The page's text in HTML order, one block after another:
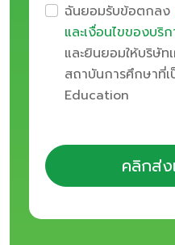
ฉันยอมรับข้อตกลง
และเงื่อนไขของบริก
และยินยอมให้บริษั
สถาบันการศึกษาที่
Education
คลิกส่